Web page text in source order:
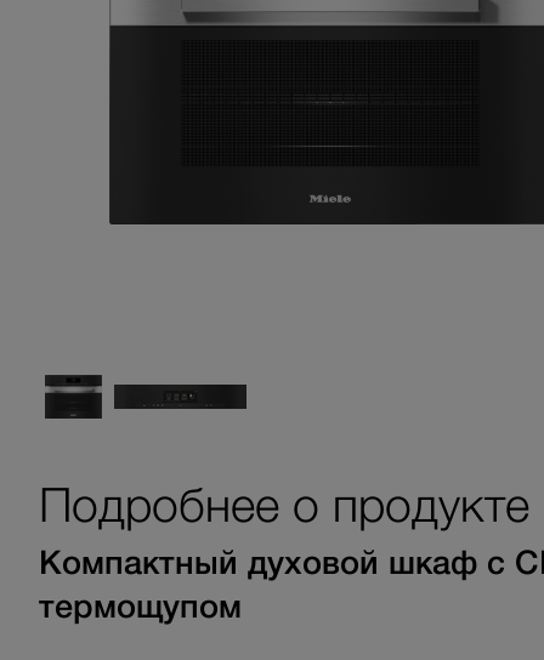
Подробнее о продукте
Компактный духовой шкаф с
термощупом